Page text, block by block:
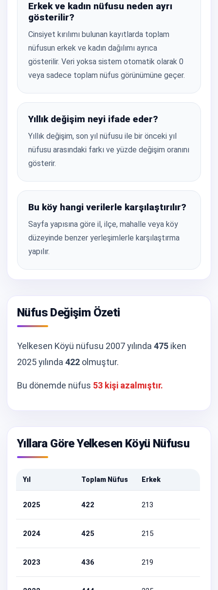
Erkek ve kadın nüfusu neden ayrı
gösterilir?
Cinsiyet kırılımı bulunan kayıtlarda toplam
nüfusun erkek ve kadın dağılımı ayrıca
gösterilir. Veri yoksa sistem otomatik olarak 0
veya sadece toplam nüfus görünümüne geçer.
Yıllık değişim neyi ifade eder?
Yıllık değişim, son yıl nüfusu ile bir önceki yıl
nüfusu arasındaki farkı ve yüzde değişim oranını
gösterir.
Bu köy hangi verilerle karşılaştırılır?
Sayfa yapısına göre il, ilçe, mahalle veya köy
düzeyinde benzer yerleşimlerle karşılaştırma
yapılır.
Nüfus Değişim Özeti
Yelkesen Köyü nüfusu 2007 yılında 475 iken
2025 yılında 422 olmuştur.
Bu dönemde nüfus 53 kişi azalmıştır.
Yıllara Göre Yelkesen Köyü Nüfusu
Yıl Toplam Nüfus Erkek
2025 422 213
2024 425 215
2023 436 219